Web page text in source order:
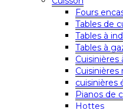
Fours
Tables de
Tables à
Tables à
Cuisinières
Cuisinières
cuisinières
Pianos de
Hottes